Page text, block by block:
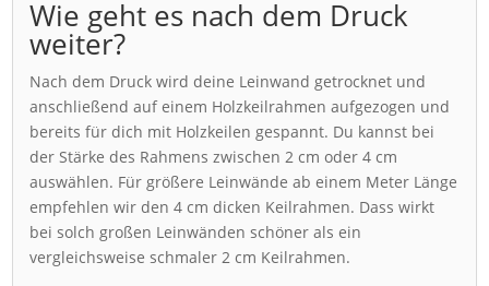
Wie geht es nach dem Druck
weiter?
Nach dem Druck wird deine Leinwand getrocknet und
anschließend auf einem Holzkeilrahmen aufgezogen und
bereits für dich mit Holzkeilen gespannt. Du kannst bei
der Stärke des Rahmens zwischen 2 cm oder 4 cm
auswählen. Für größere Leinwände ab einem Meter Länge
empfehlen wir den 4 cm dicken Keilrahmen. Dass wirkt
bei solch großen Leinwänden schöner als ein
vergleichsweise schmaler 2 cm Keilrahmen.